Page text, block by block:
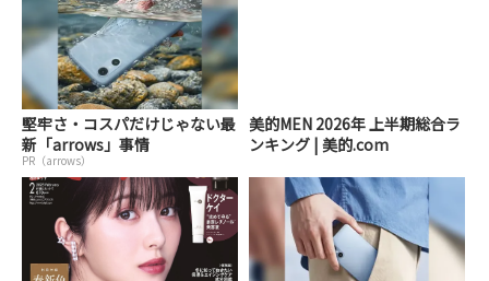
堅牢さ・コスパだけじゃない最
新「arrows」事情
PR（arrows）
美的MEN 2026年 上半期総合ラ
ンキング | 美的.com